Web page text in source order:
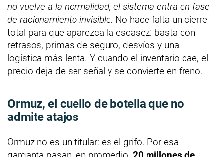
no vuelve a la normalidad, el sistema entra en fase
de racionamiento invisible. No hace falta un cierre
total para que aparezca la escasez: basta con
retrasos, primas de seguro, desvíos y una
logística más lenta. Y cuando el inventario cae, el
precio deja de ser señal y se convierte en freno.
Ormuz, el cuello de botella que no
admite atajos
Ormuz no es un titular: es el grifo. Por esa
garganta pasan, en promedio, 20 millones de